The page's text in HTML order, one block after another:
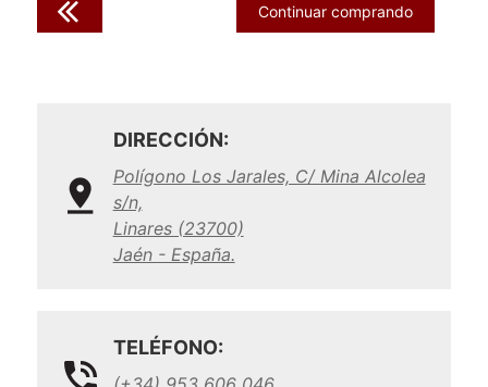
Continuar comprando
DIRECCIÓN:
Polígono Los Jarales, C/ Mina Alcolea
s/n,
Linares (23700)
Jaén - España.
TELÉFONO: